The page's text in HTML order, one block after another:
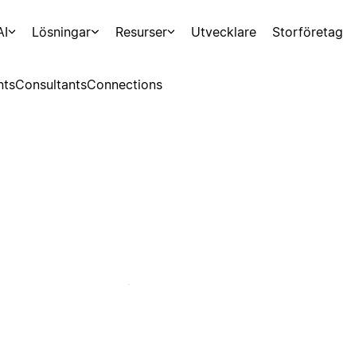
Lösningar Resurser Utvecklare Storföretag
ConsultantsConnections